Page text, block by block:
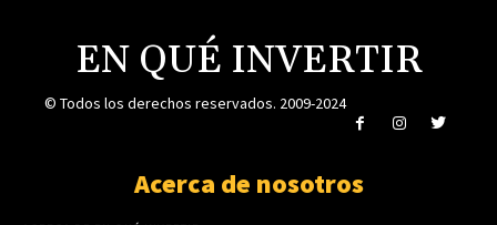
EN QUÉ INVERTIR
© Todos los derechos reservados. 2009-2024
Acerca de nosotros